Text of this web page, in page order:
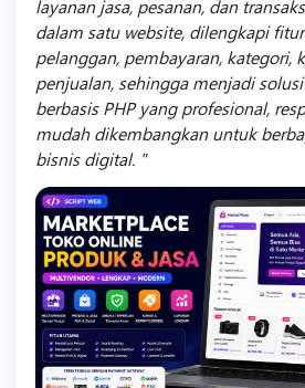
layanan jasa, pesanan, dan
dalam satu website, dilengkapi
pelanggan, pembayaran, kategori,
penjualan, sehingga menjadi
berbasis PHP yang profesional,
mudah dikembangkan untuk
bisnis digital.